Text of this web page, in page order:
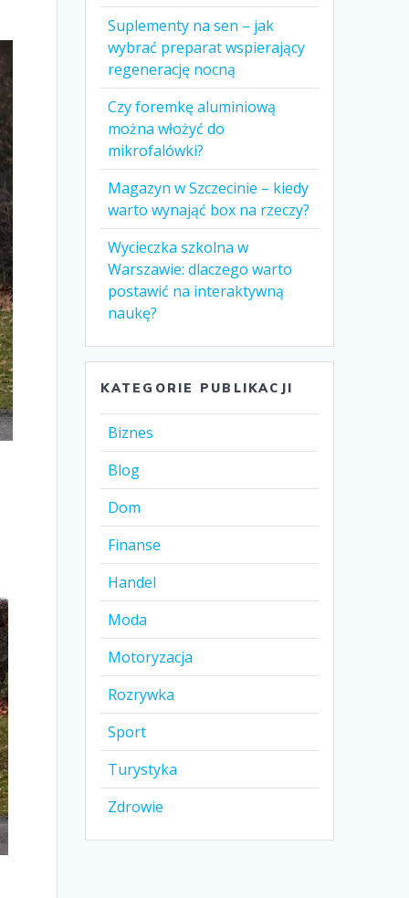
Suplementy na sen – jak
wybrać preparat wspierający
regenerację nocną
Czy foremkę aluminiową
można włożyć do
mikrofalówki?
Magazyn w Szczecinie – kiedy
warto wynająć box na rzeczy?
Wycieczka szkolna w
Warszawie: dlaczego warto
postawić na interaktywną
naukę?
KATEGORIE PUBLIKACJI
Biznes
Blog
Dom
Finanse
Handel
Moda
Motoryzacja
Rozrywka
Sport
Turystyka
Zdrowie